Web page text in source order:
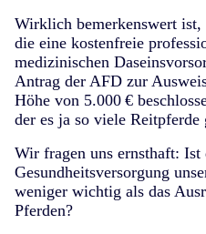
Wirklich bemerkenswert ist,
die eine kostenfreie
medizinischen
Antrag der AFD zur
Höhe von 5.000 €
der es ja so viele Reitpferde
Wir fragen uns ernsthaft: Ist
Gesundheitsversorgung
weniger wichtig als das
Pferden?